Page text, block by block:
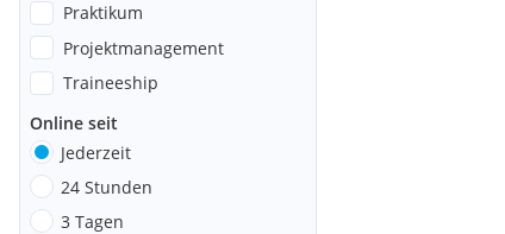
Praktikum
Projektmanagement
Traineeship
Online seit
Jederzeit
24 Stunden
3 Tagen